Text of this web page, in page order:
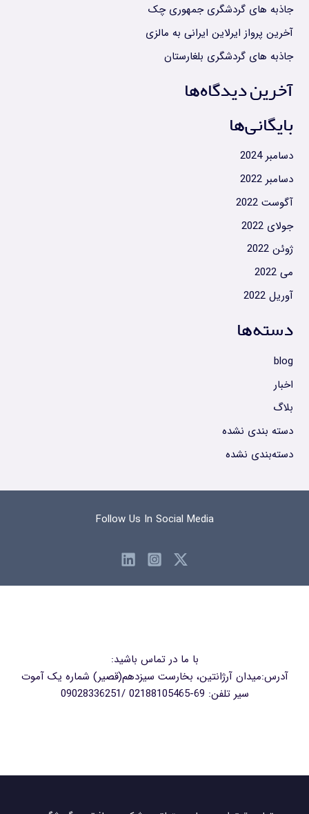
جاذبه های گردشگری جمهوری چک
آخرین پرواز ایرلاین ایرانی به مالزی
جاذبه های گردشگری بلغارستان
آخرین دیدگاه‌ها
بایگانی‌ها
دسامبر 2024
دسامبر 2022
آگوست 2022
جولای 2022
ژوئن 2022
می 2022
آوریل 2022
دسته‌ها
blog
اخبار
بلاگ
دسته بندی نشده
دسته‌بندی نشده
Follow Us In Social Media
با ما در تماس باشید:
آدرس:میدان آرژانتین، بخارست سیزدهم(قصیر) شماره یک آموت
سیر تلفن: 69-02188105465 /09028336251